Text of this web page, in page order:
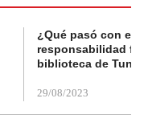
¿Qué pasó con el
responsabilidad
biblioteca de
29/08/2023